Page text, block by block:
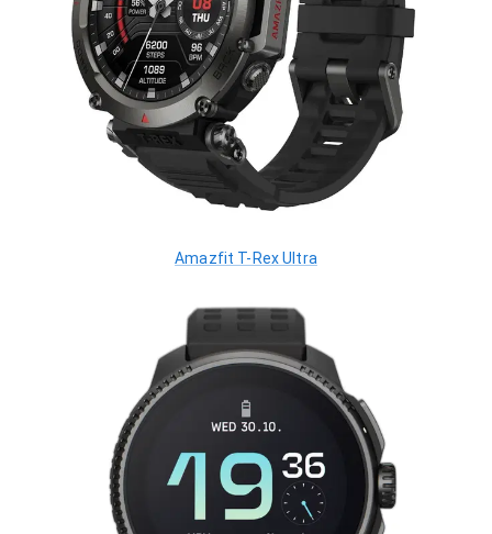
Amazfit T-Rex Ultra